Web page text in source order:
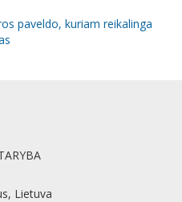
paveldo, kuriam reikalinga
Lietuva